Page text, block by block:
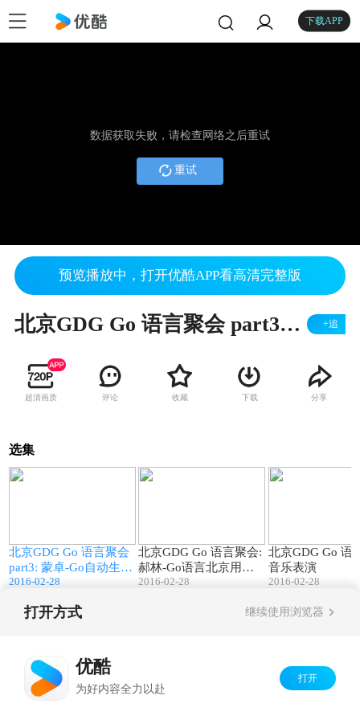
下载APP
数据获取失败，请检查网络之后重试
重试
预览播放中，打开优酷APP看高清完整版
北京GDG Go 语言聚会 part3: 蒙卓-Go自动生成SDK实践 +追
超清画质 评论 收藏 下载 分享
选集
北京GDG Go 语言聚会
part3: 蒙卓-Go自动生成
SDK实践
2016-02-28
北京GDG Go 语言聚会:
郝林-Go语言北京用户
组简介
2016-02-28
北京GDG Go 语
音乐表演
2016-02-28
打开方式 继续使用浏览器
优酷
为好内容全力以赴
打开